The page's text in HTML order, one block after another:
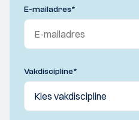
E-mailadres*
Vakdiscipline*